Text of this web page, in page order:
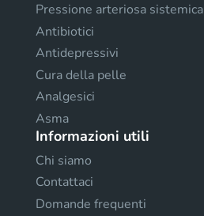
Pressione arteriosa sistemica
Antibiotici
Antidepressivi
Cura della pelle
Analgesici
Asma
Informazioni utili
Chi siamo
Contattaci
Domande frequenti